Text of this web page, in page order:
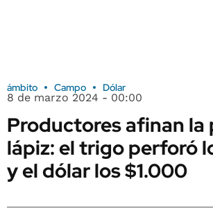
ámbito Campo Dólar
8 de marzo 2024 - 00:00
Productores afinan la
lápiz: el trigo perforó
y el dólar los $1.000